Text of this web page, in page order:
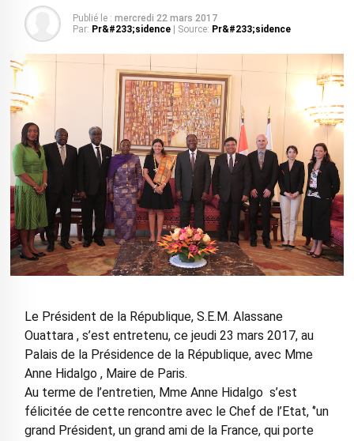
Publié le : mercredi 22 mars 2017
Par: Pr&#233;sidence | Source: Pr&#233;sidence
Le Président de la République, S.E.M. Alassane
Ouattara , s’est entretenu, ce jeudi 23 mars 2017, au
Palais de la Présidence de la République, avec Mme
Anne Hidalgo , Maire de Paris.
Au terme de l’entretien, Mme Anne Hidalgo s’est
félicitée de cette rencontre avec le Chef de l’Etat, ‘’un
grand Président, un grand ami de la France, qui porte